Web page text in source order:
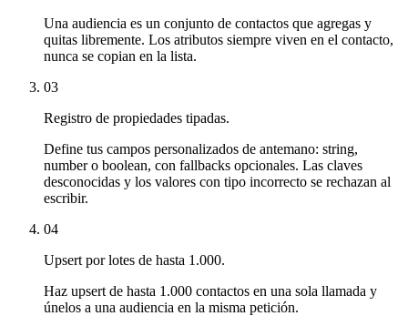
Una audiencia es un conjunto de contactos que agregas y
quitas libremente. Los atributos siempre viven en el contacto,
nunca se copian en la lista.
03
Registro de propiedades tipadas.
Define tus campos personalizados de antemano: string,
number o boolean, con fallbacks opcionales. Las claves
desconocidas y los valores con tipo incorrecto se rechazan al
escribir.
04
Upsert por lotes de hasta 1.000.
Haz upsert de hasta 1.000 contactos en una sola llamada y
únelos a una audiencia en la misma petición.